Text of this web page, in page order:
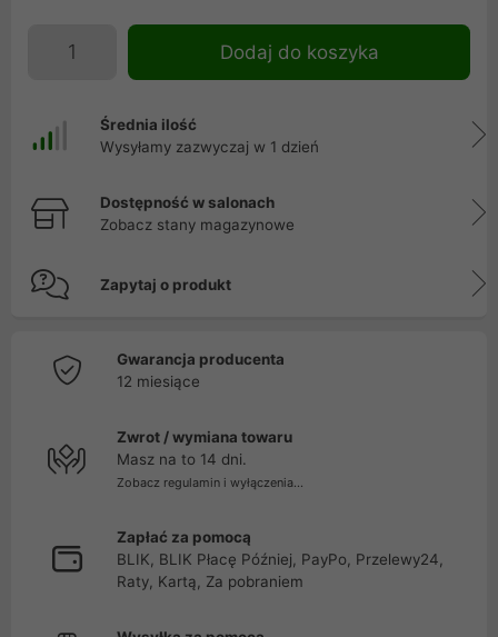
Dodaj do koszyka
Średnia ilość
Wysyłamy zazwyczaj w 1 dzień
Dostępność w salonach
Zobacz stany magazynowe
Zapytaj o produkt
Gwarancja producenta
12 miesiące
Zwrot / wymiana towaru
Masz na to 14 dni.
Zobacz regulamin i wyłączenia...
Zapłać za pomocą
BLIK, BLIK Płacę Później, PayPo, Przelewy24,
Raty, Kartą, Za pobraniem